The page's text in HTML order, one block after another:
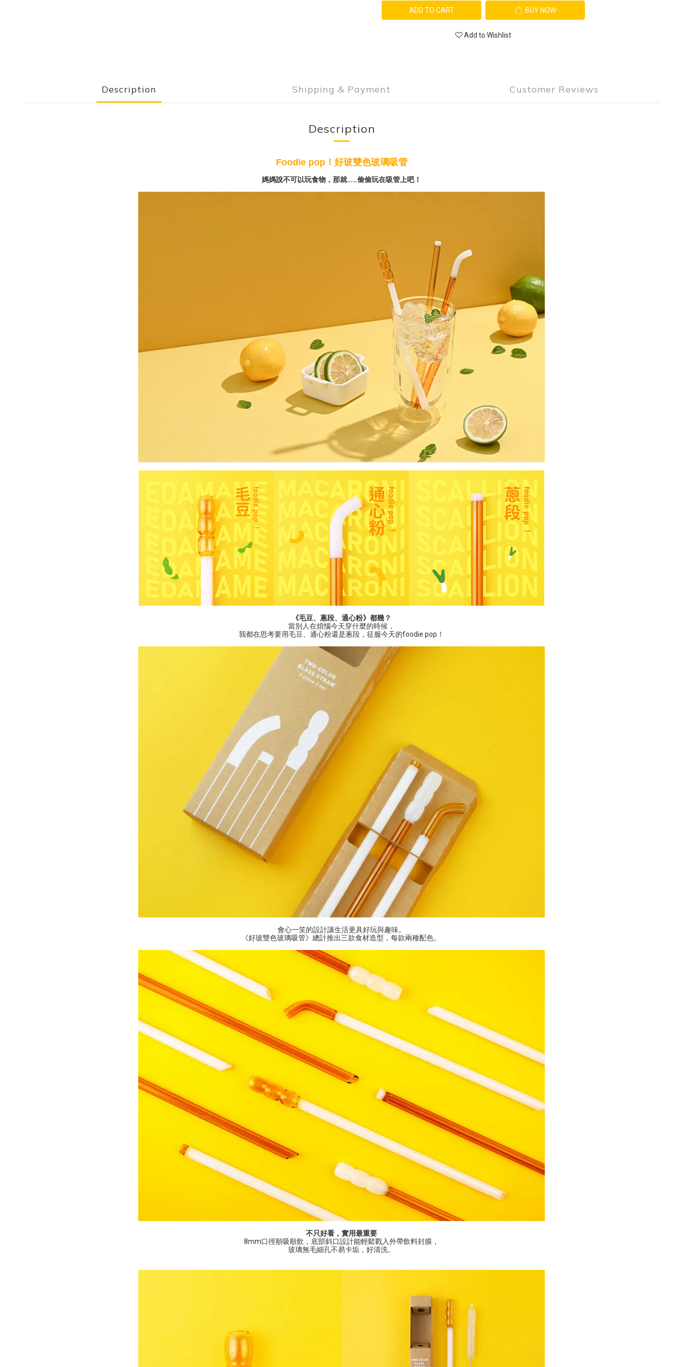
ADD TO CART BUY NOW
Add to Wishlist
Description Shipping & Payment Customer Reviews
Description
Foodie pop！好玻雙色玻璃吸管
媽媽說不可以玩食物，那就……偷偷玩在吸管上吧！
《毛豆、蔥段、通心粉》都幾？
當別人在煩惱今天穿什麼的時候，
我都在思考要用毛豆、通心粉還是蔥段，征服今天的foodie pop！
會心一笑的設計讓生活更具好玩與趣味。
《好玻雙色玻璃吸管》總計推出三款食材造型，每款兩種配色。
不只好看，實用最重要
8mm口徑順吸順飲，底部斜口設計能輕鬆戳入外帶飲料封膜，
玻璃無毛細孔不易卡垢，好清洗。